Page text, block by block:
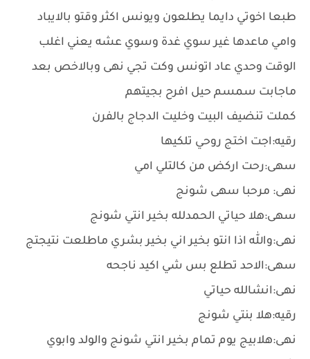
طبعا اخوتي دايما يطلعون ويونس اكثر وقتو بالايباد
وامي ماعدها غير سوي غدة وسوي عشه يعني اغلب
الوقت وحدي عاد اتونس وكت تجي نهى وبالاخص بعد
ماجابت سمسم حيل افرح بجيتهم
كملت تنضيف البيت وخليت الدجاج بالفرن
رقيه:اجت اختج روحي تلكيها
سهى:رحت اركض من كالتلي امي
نهى: مرحبا سهى شونج
سهى:هلا حياتي الحمدلله بخير انتي شونج
نهى:والله اذا انتو بخير اني بخير بشري ماطلعت نتيجتج
سهى:الاحد تطلع بس شي اكيد ناجحه
نهى:انشالله حياتي
رقيه:هلا بنتي شونج
نهى:هلابيج يوم تمام بخير انتي شونج والولد وابوي